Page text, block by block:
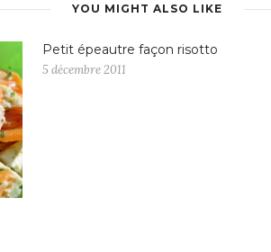
YOU MIGHT ALSO LIKE
Petit épeautre façon risotto
5 décembre 2011